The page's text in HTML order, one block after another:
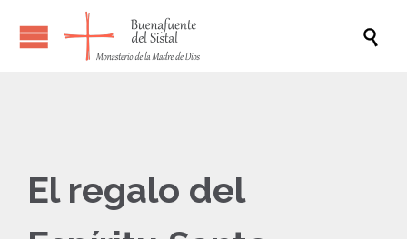

El regalo del